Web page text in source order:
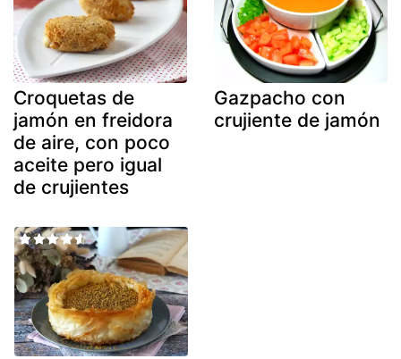
Croquetas de
jamón en freidora
de aire, con poco
aceite pero igual
de crujientes
Gazpacho con
crujiente de jamón